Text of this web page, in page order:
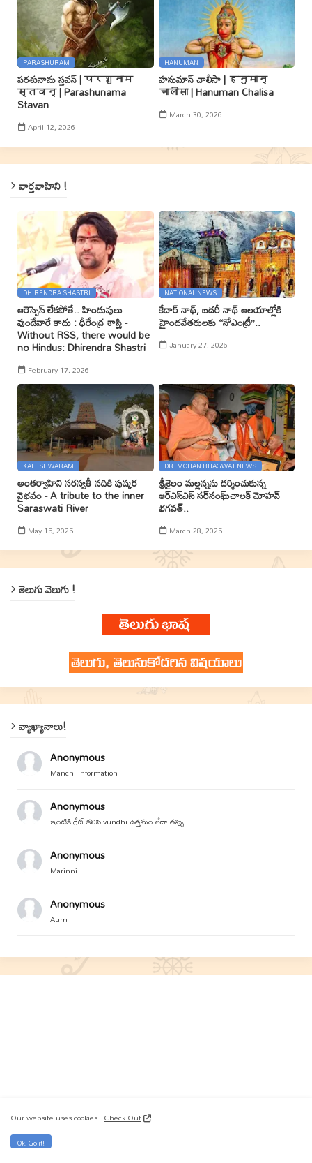
PARASHURAM
పరశునామ స్తవన్ | परशुनाम
स्तवन् | Parashunama
Stavan
April 12, 2026
HANUMAN
హనుమాన్ చాలీసా | हनुमान्
चालीसा | Hanuman Chalisa
March 30, 2026
వార్తవాహిని !
DHIRENDRA SHASTRI
ఆరెస్సెస్ లేకపోతే.. హిందువులు
వుండేవారే కాదు : ధీరేంద్ర శాస్త్రి -
Without RSS, there would be
no Hindus: Dhirendra Shastri
February 17, 2026
NATIONAL NEWS
కేదార్ నాథ్, బదరీ నాథ్ ఆలయాల్లోకి
హైందవేతరులకు ‘‘నోఎంట్రీ’’..
January 27, 2026
KALESHWARAM
అంతర్వాహిని సరస్వతీ నదికి పుష్కర
వైభవం - A tribute to the inner
Saraswati River
May 15, 2025
DR. MOHAN BHAGWAT NEWS
శ్రీశైలం మల్లన్నను దర్శించుకున్న
ఆర్ఎస్ఎస్ సర్‌సంఘ్‌చాలక్ మోహన్
భగవత్..
March 28, 2025
తెలుగు వెలుగు !
వ్యాఖ్యానాలు!
Anonymous
Manchi information
Anonymous
ఇంటికి గేట్ కలిపి vundhi ఉత్తమం లేదా తప్పు
Anonymous
Marinni
Anonymous
Aum
Our website uses cookies..Check Out
Ok, Go it!